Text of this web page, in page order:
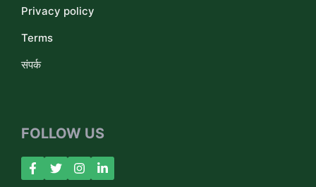
Privacy policy
Terms
संपर्क
FOLLOW US